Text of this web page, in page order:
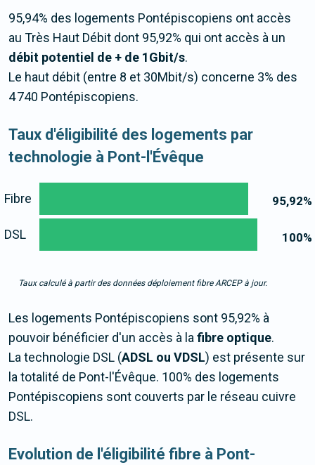
95,94% des logements Pontépiscopiens ont accès
au Très Haut Débit dont 95,92% qui ont accès à un
débit potentiel de + de 1Gbit/s.
Le haut débit (entre 8 et 30Mbit/s) concerne 3% des
4 740 Pontépiscopiens.
Taux d'éligibilité des logements par
technologie à Pont-l'Évêque
95,92%
100%
Fibre
DSL
Taux calculé à partir des données déploiement fibre ARCEP à jour.
Les logements Pontépiscopiens sont 95,92% à
pouvoir bénéficier d'un accès à lafibre optique.
La technologie DSL (ADSL ou VDSL) est présente sur
la totalité de Pont-l'Évêque. 100% des logements
Pontépiscopiens sont couverts par le réseau cuivre
DSL.
Evolution de l'éligibilité fibre à Pont-